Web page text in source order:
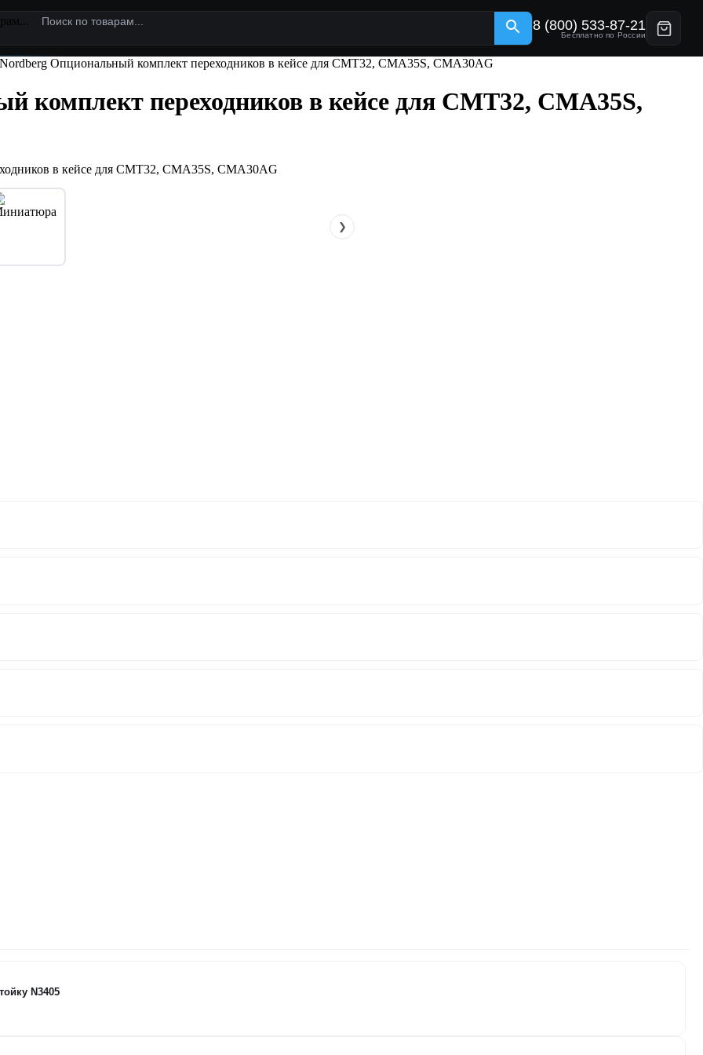
8 (800) 533-87-21
Бесплатно по России
Опциональный комплект переходников в кейсе для CMT32, CMA35S, CMA30AG
комплект переходников в кейсе для CMT32, CMA35S,
❯
N3405